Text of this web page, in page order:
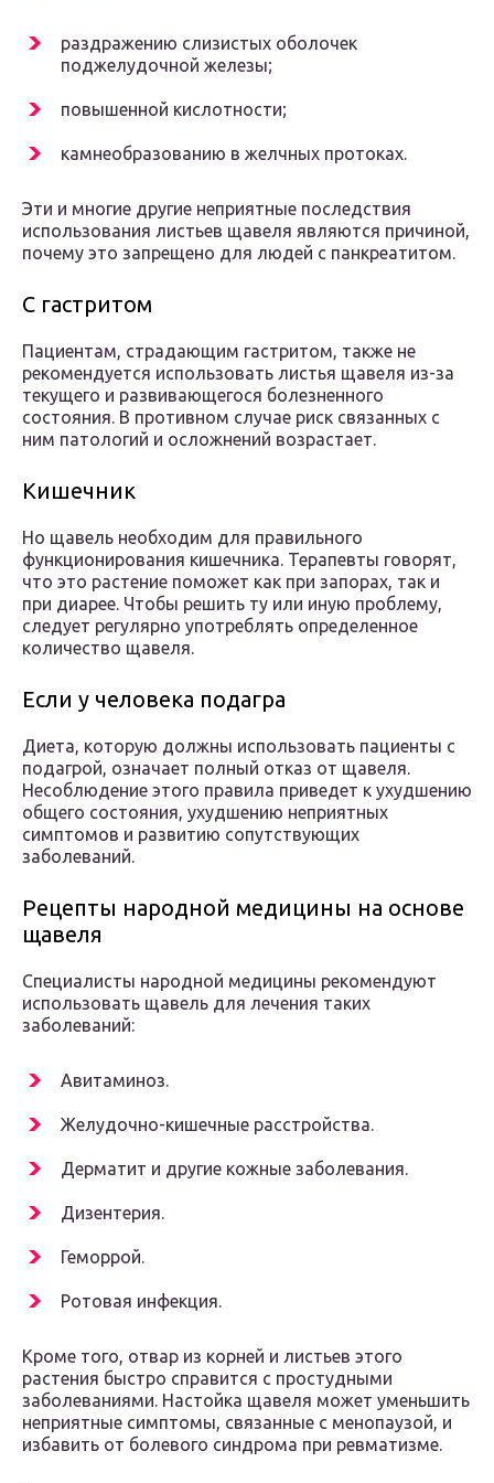
раздражению слизистых оболочек
поджелудочной железы;
повышенной кислотности;
камнеобразованию в желчных протоках.
Эти и многие другие неприятные последствия
использования листьев щавеля являются причиной,
почему это запрещено для людей с панкреатитом.
С гастритом
Пациентам, страдающим гастритом, также не
рекомендуется использовать листья щавеля из-за
текущего и развивающегося болезненного
состояния. В противном случае риск связанных с
ним патологий и осложнений возрастает.
Кишечник
Но щавель необходим для правильного
функционирования кишечника. Терапевты говорят,
что это растение поможет как при запорах, так и
при диарее. Чтобы решить ту или иную проблему,
следует регулярно употреблять определенное
количество щавеля.
Если у человека подагра
Диета, которую должны использовать пациенты с
подагрой, означает полный отказ от щавеля.
Несоблюдение этого правила приведет к ухудшению
общего состояния, ухудшению неприятных
симптомов и развитию сопутствующих
заболеваний.
Рецепты народной медицины на основе
щавеля
Специалисты народной медицины рекомендуют
использовать щавель для лечения таких
заболеваний:
Авитаминоз.
Желудочно-кишечные расстройства.
Дерматит и другие кожные заболевания.
Дизентерия.
Геморрой.
Ротовая инфекция.
Кроме того, отвар из корней и листьев этого
растения быстро справится с простудными
заболеваниями. Настойка щавеля может уменьшить
неприятные симптомы, связанные с менопаузой, и
избавить от болевого синдрома при ревматизме.